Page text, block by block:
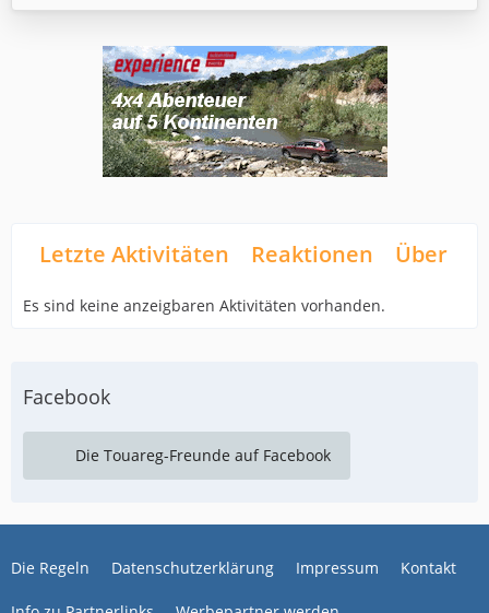
Letzte Aktivitäten Reaktionen Über
Es sind keine anzeigbaren Aktivitäten vorhanden.
Facebook
Die Touareg-Freunde auf Facebook
Die Regeln Datenschutzerklärung Impressum Kontakt